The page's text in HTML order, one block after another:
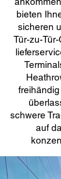
bieten
sicheren
Tür-zu-
schwere
auf